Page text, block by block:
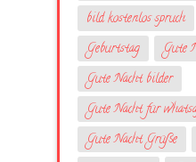
bild kostenlos spruch
Geburtstag
Gute
Gute Nacht bilder
Gute Nacht für
Gute Nacht Grüße